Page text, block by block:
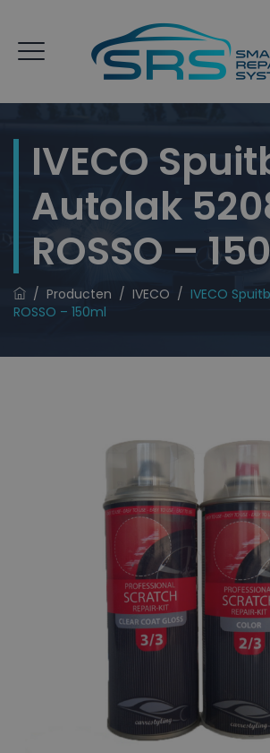
IVECO
Autolak
ROSSO –
/ Producten / IVECO / IVECO
ROSSO – 150ml